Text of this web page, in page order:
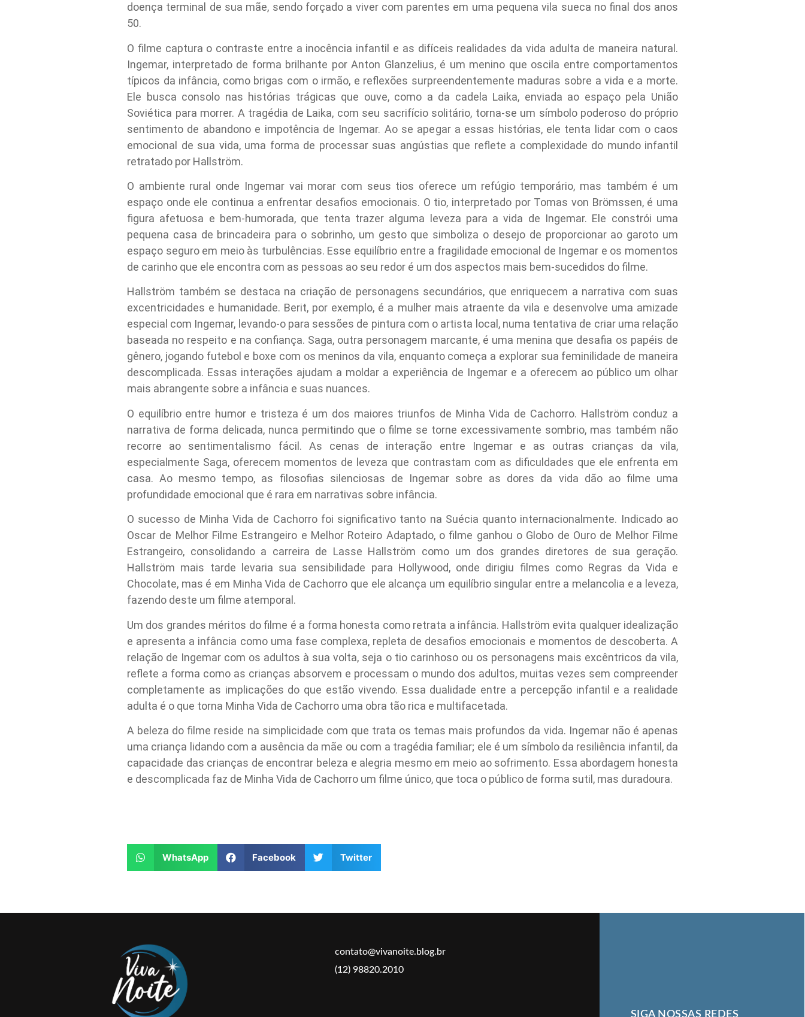
doença terminal de sua mãe, sendo forçado a viver com parentes em uma pequena vila sueca no final dos anos
50.
O filme captura o contraste entre a inocência infantil e as difíceis realidades da vida adulta de maneira natural.
Ingemar, interpretado de forma brilhante por Anton Glanzelius, é um menino que oscila entre comportamentos
típicos da infância, como brigas com o irmão, e reflexões surpreendentemente maduras sobre a vida e a morte.
Ele busca consolo nas histórias trágicas que ouve, como a da cadela Laika, enviada ao espaço pela União
Soviética para morrer. A tragédia de Laika, com seu sacrifício solitário, torna-se um símbolo poderoso do próprio
sentimento de abandono e impotência de Ingemar. Ao se apegar a essas histórias, ele tenta lidar com o caos
emocional de sua vida, uma forma de processar suas angústias que reflete a complexidade do mundo infantil
retratado por Hallström.
O ambiente rural onde Ingemar vai morar com seus tios oferece um refúgio temporário, mas também é um
espaço onde ele continua a enfrentar desafios emocionais. O tio, interpretado por Tomas von Brömssen, é uma
figura afetuosa e bem-humorada, que tenta trazer alguma leveza para a vida de Ingemar. Ele constrói uma
pequena casa de brincadeira para o sobrinho, um gesto que simboliza o desejo de proporcionar ao garoto um
espaço seguro em meio às turbulências. Esse equilíbrio entre a fragilidade emocional de Ingemar e os momentos
de carinho que ele encontra com as pessoas ao seu redor é um dos aspectos mais bem-sucedidos do filme.
Hallström também se destaca na criação de personagens secundários, que enriquecem a narrativa com suas
excentricidades e humanidade. Berit, por exemplo, é a mulher mais atraente da vila e desenvolve uma amizade
especial com Ingemar, levando-o para sessões de pintura com o artista local, numa tentativa de criar uma relação
baseada no respeito e na confiança. Saga, outra personagem marcante, é uma menina que desafia os papéis de
gênero, jogando futebol e boxe com os meninos da vila, enquanto começa a explorar sua feminilidade de maneira
descomplicada. Essas interações ajudam a moldar a experiência de Ingemar e a oferecem ao público um olhar
mais abrangente sobre a infância e suas nuances.
O equilíbrio entre humor e tristeza é um dos maiores triunfos de Minha Vida de Cachorro. Hallström conduz a
narrativa de forma delicada, nunca permitindo que o filme se torne excessivamente sombrio, mas também não
recorre ao sentimentalismo fácil. As cenas de interação entre Ingemar e as outras crianças da vila,
especialmente Saga, oferecem momentos de leveza que contrastam com as dificuldades que ele enfrenta em
casa. Ao mesmo tempo, as filosofias silenciosas de Ingemar sobre as dores da vida dão ao filme uma
profundidade emocional que é rara em narrativas sobre infância.
O sucesso de Minha Vida de Cachorro foi significativo tanto na Suécia quanto internacionalmente. Indicado ao
Oscar de Melhor Filme Estrangeiro e Melhor Roteiro Adaptado, o filme ganhou o Globo de Ouro de Melhor Filme
Estrangeiro, consolidando a carreira de Lasse Hallström como um dos grandes diretores de sua geração.
Hallström mais tarde levaria sua sensibilidade para Hollywood, onde dirigiu filmes como Regras da Vida e
Chocolate, mas é em Minha Vida de Cachorro que ele alcança um equilíbrio singular entre a melancolia e a leveza,
fazendo deste um filme atemporal.
Um dos grandes méritos do filme é a forma honesta como retrata a infância. Hallström evita qualquer idealização
e apresenta a infância como uma fase complexa, repleta de desafios emocionais e momentos de descoberta. A
relação de Ingemar com os adultos à sua volta, seja o tio carinhoso ou os personagens mais excêntricos da vila,
reflete a forma como as crianças absorvem e processam o mundo dos adultos, muitas vezes sem compreender
completamente as implicações do que estão vivendo. Essa dualidade entre a percepção infantil e a realidade
adulta é o que torna Minha Vida de Cachorro uma obra tão rica e multifacetada.
A beleza do filme reside na simplicidade com que trata os temas mais profundos da vida. Ingemar não é apenas
uma criança lidando com a ausência da mãe ou com a tragédia familiar; ele é um símbolo da resiliência infantil, da
capacidade das crianças de encontrar beleza e alegria mesmo em meio ao sofrimento. Essa abordagem honesta
e descomplicada faz de Minha Vida de Cachorro um filme único, que toca o público de forma sutil, mas duradoura.
WhatsApp Facebook Twitter
contato@vivanoite.blog.br
(12) 98820.2010
SIGA NOSSAS REDES